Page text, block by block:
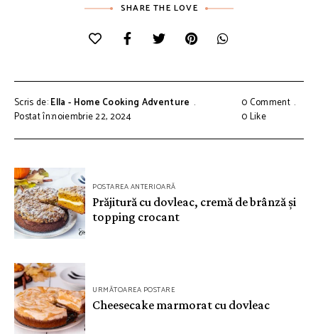
SHARE THE LOVE
Scris de:Ella - Home Cooking Adventure
Postat în:noiembrie 22, 2024
0 Comment
0Like
Navigare
în
articole
POSTAREA ANTERIOARĂ
Prăjitură cu dovleac, cremă de brânză și
topping crocant
URMĂTOAREA POSTARE
Cheesecake marmorat cu dovleac